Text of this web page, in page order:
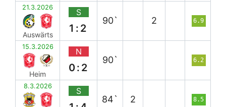
21.3.2026
Auswärts
S
1:2
90` 2 6.9
15.3.2026
Heim
N
0:2
90` 6.2
8.3.2026 S
84` 2 8.5